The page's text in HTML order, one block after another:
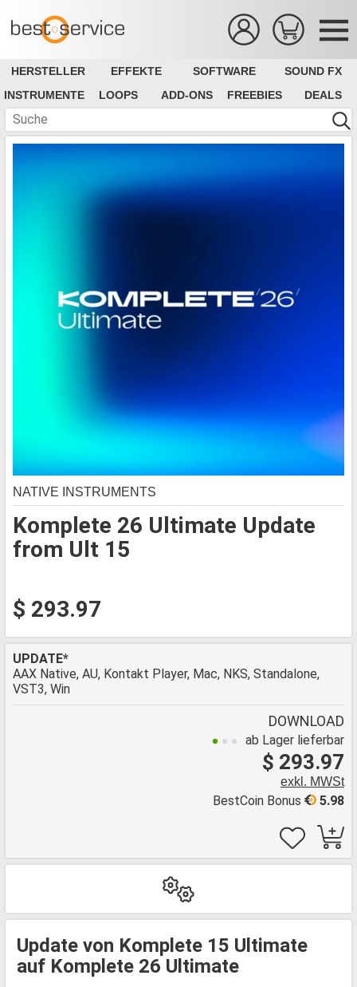
HERSTELLER EFFEKTE SOFTWARE
SOUND FX
INSTRUMENTE
LOOPS ADD-ONS FREEBIES DEALS
Komplete 26 Ultimate Update
from Ult 15
NATIVE INSTRUMENTS
$ 293.97
UPDATE*
AAX Native, AU, Kontakt Player, Mac, NKS, Standalone,
VST3, Win
DOWNLOAD
ab Lager lieferbar
$ 293.97
exkl. MWSt
5.98
BestCoin Bonus
Update von Komplete 15 Ultimate
auf Komplete 26 Ultimate